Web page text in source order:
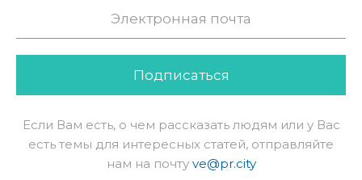
Подписаться
Если Вам есть, о чем рассказать людям или у Вас
есть темы для интересных статей, отправляйте
нам на почту ve@pr.city